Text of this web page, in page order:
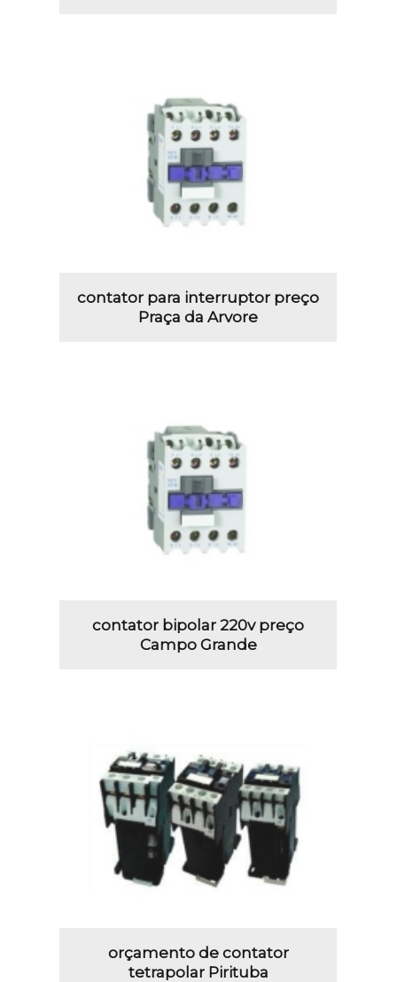
contator para interruptor preço
Praça da Arvore
contator bipolar 220v preço
Campo Grande
orçamento de contator
tetrapolar Pirituba